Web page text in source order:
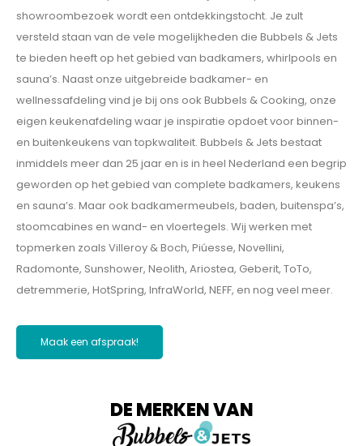
showroombezoek wordt een ontdekkings­tocht. Je zult
versteld staan van de vele mogelijkheden die Bubbels & Jets
te bieden heeft op het gebied van badkamers, whirlpools en
sauna’s. Naast onze uitgebreide badkamer- en
wellnessafdeling vind je bij ons ook Bubbels & Cooking, onze
eigen keukenafdeling waar je inspiratie opdoet voor binnen-
en buitenkeukens van topkwaliteit. Bubbels & Jets bestaat
inmiddels meer dan 25 jaar en is in heel Nederland een begrip
geworden op het gebied van complete badkamers, keukens
en sauna’s. Maar ook badkamermeubels, baden, buitenspa’s,
stoomcabines en wand- en vloertegels. Wij werken met
topmerken zoals Villeroy & Boch, Piúesse, Novellini,
Radomonte, Sunshower, Neolith, Ariostea, Geberit, ToTo,
detremmerie, HotSpring, InfraWorld, NEFF, en nog veel meer.
Maak een afspraak!
DE MERKEN VAN